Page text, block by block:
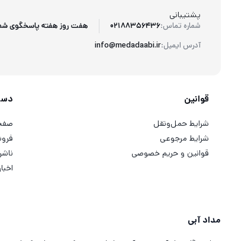
پشتیبانی
شماره تماس:02188356436
آدرس ایمیل:info@medadaabi.ir
هفت روز هفته پاسخگوی
قوانین
شرایط حمل‌ونقل
شرایط مرجوعی
قوانین و حریم خصوصی
مداد آبی